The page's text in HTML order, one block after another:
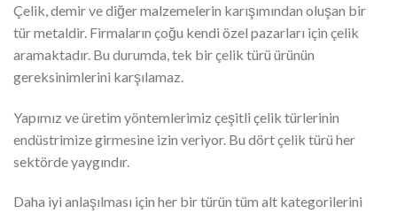
Çelik, demir ve diğer malzemelerin karışımından oluşan bir
tür metaldir. Firmaların çoğu kendi özel pazarları için çelik
aramaktadır. Bu durumda, tek bir çelik türü ürünün
gereksinimlerini karşılamaz.
Yapımız ve üretim yöntemlerimiz çeşitli çelik türlerinin
endüstrimize girmesine izin veriyor. Bu dört çelik türü her
sektörde yaygındır.
Daha iyi anlaşılması için her bir türün tüm alt kategorilerini